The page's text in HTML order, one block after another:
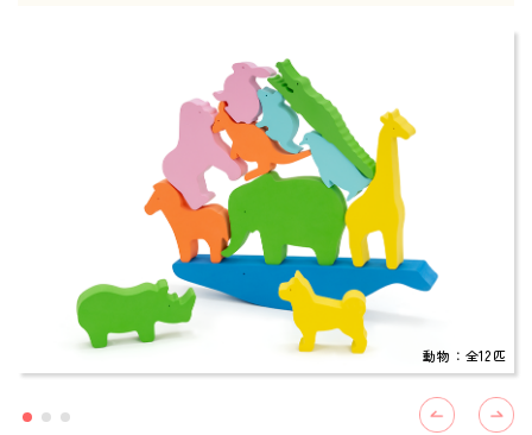
動物：全12匹